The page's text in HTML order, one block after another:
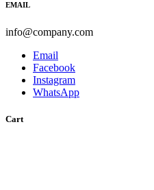
EMAIL
info@company.com
Email
Facebook
Instagram
WhatsApp
Cart